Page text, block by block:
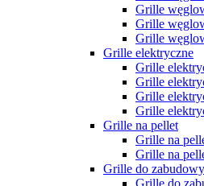
Grille
Grille
Grille
Grille elektryczne
Grille
Grille
Grille
Grille
Grille na pellet
Grille na
Grille na
Grille do zabudowy